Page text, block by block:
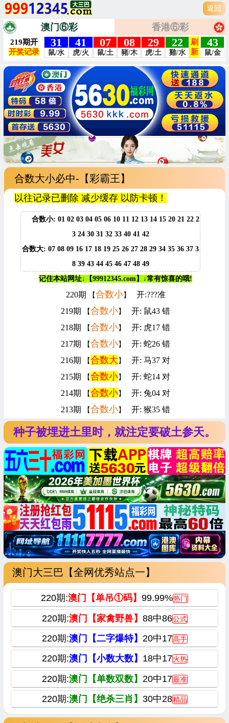
返回
澳门⑥彩 香港⑥彩